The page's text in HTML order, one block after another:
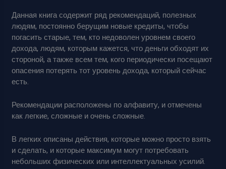
Данная книга содержит ряд рекомендаций, полезных
людям, постоянно берущим новые кредиты, чтобы
погасить старые, тем, кто недоволен уровнем своего
дохода, людям, которым кажется, что деньги обходят их
стороной, а также всем тем, кого периодически посещают
опасения потерять тот уровень дохода, который сейчас
есть.
Рекомендации расположены по алфавиту, и отмечены
как легкие, сложные и очень сложные.
В легких описаны действия, которые можно просто взять
и сделать, и которые максимум могут потребовать
небольших физических или интеллектуальных усилий.